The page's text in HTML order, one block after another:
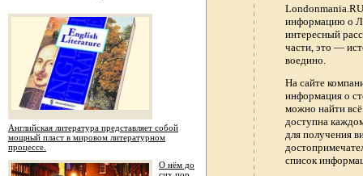
Английская литература представляет собой
мощный пласт в мировом литературном
процессе.
О нём до
сих пор
информацию о
интересный
части, это —
воедино.
На сайте
информация о
можно найти
доступна
для получения
список